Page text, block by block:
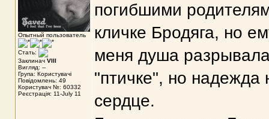
Опытный пользователь
Стать:
Заклинач VIII
Вигляд: --
Група: Користувачі
Повідомлень: 49
Користувач №: 60332
Реєстрація: 11-July 11
погибшими
кличке Бродяга, но
меня душа
"птичке", но
сердце.